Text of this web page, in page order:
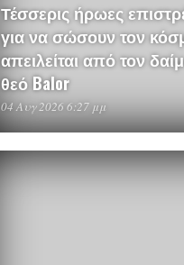
Τέσσερις ήρωες
για να σώσουν τον
απειλείται από τον
θεό Balor
04 Αυγ 2026 6:27 μμ